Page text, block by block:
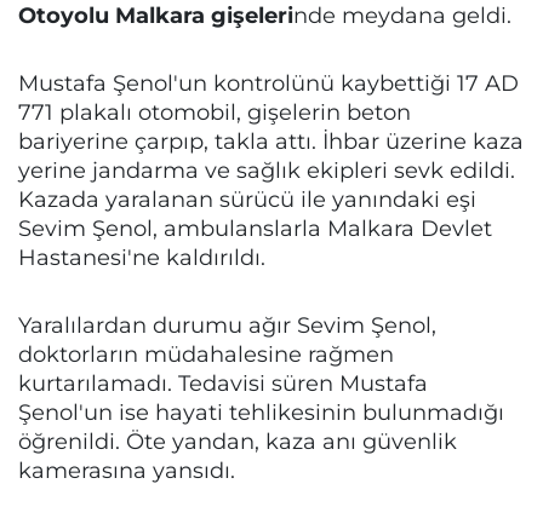
Otoyolu Malkara gişelerinde meydana geldi.
Mustafa Şenol'un kontrolünü kaybettiği 17 AD
771 plakalı otomobil, gişelerin beton
bariyerine çarpıp, takla attı. İhbar üzerine kaza
yerine jandarma ve sağlık ekipleri sevk edildi.
Kazada yaralanan sürücü ile yanındaki eşi
Sevim Şenol, ambulanslarla Malkara Devlet
Hastanesi'ne kaldırıldı.
Yaralılardan durumu ağır Sevim Şenol,
doktorların müdahalesine rağmen
kurtarılamadı. Tedavisi süren Mustafa
Şenol'un ise hayati tehlikesinin bulunmadığı
öğrenildi. Öte yandan, kaza anı güvenlik
kamerasına yansıdı.